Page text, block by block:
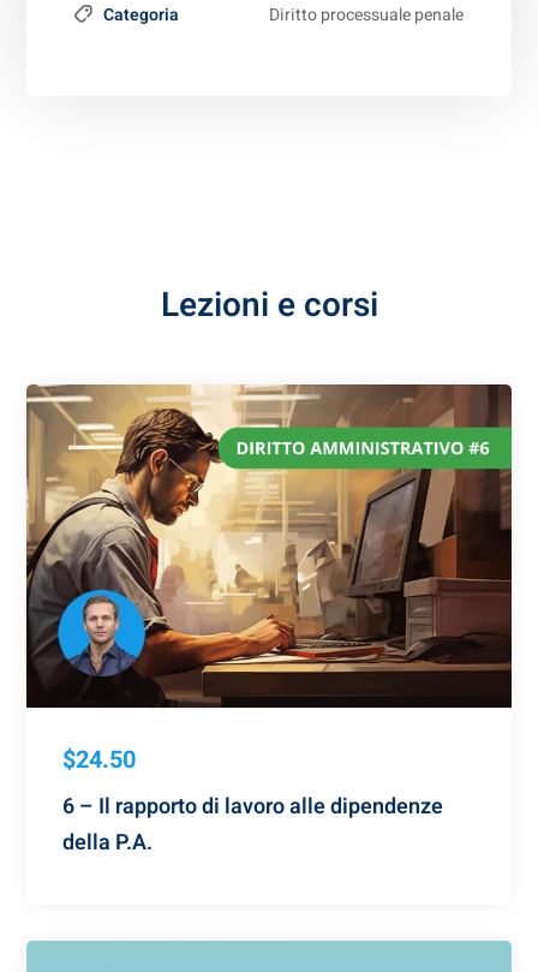
Categoria Diritto processuale penale
Lezioni e corsi
$24.50
6 – Il rapporto di lavoro alle dipendenze
della P.A.